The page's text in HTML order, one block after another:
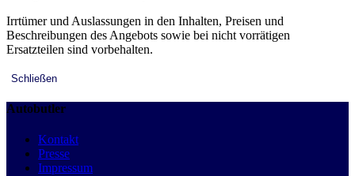
Irrtümer und Auslassungen in den Inhalten, Preisen und
Beschreibungen des Angebots sowie bei nicht vorrätigen
Ersatzteilen sind vorbehalten.
Schließen
Autobutler
Kontakt
Presse
Impressum